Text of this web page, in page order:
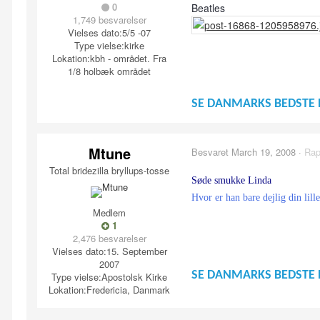
0
1,749 besvarelser
Vielses dato:5/5 -07
Type vielse:kirke
Lokation:kbh - området. Fra
1/8 holbæk området
Beatles
SE DANMARKS BEDSTE
Mtune
Total bridezilla bryllups-tosse
Medlem
1
2,476 besvarelser
Vielses dato:15. September
2007
Type vielse:Apostolsk Kirke
Lokation:Fredericia, Danmark
Besvaret March 19, 2008 ·
Søde smukke Linda
Hvor er han bare dejlig din
SE DANMARKS BEDSTE